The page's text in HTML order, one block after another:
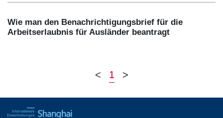
Wie man den Benachrichtigungsbrief für die
Arbeitserlaubnis für Ausländer beantragt
< 1 >